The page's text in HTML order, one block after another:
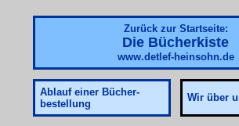
Zurück zur Startseite:
Die Bücherkiste
www.detlef-heinsohn.de
Ablauf einer Bücher-
bestellung
Wir über